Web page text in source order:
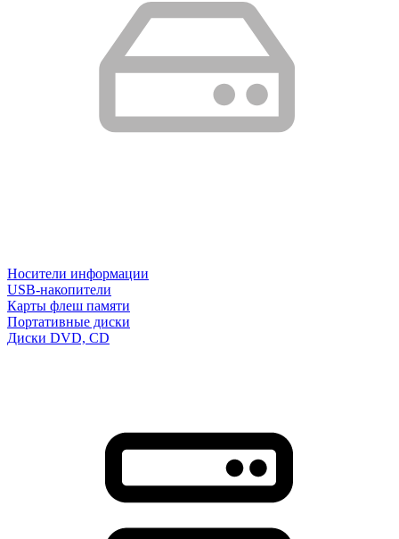
Носители информации
USB-накопители
Карты флеш памяти
Портативные диски
Диски DVD, CD